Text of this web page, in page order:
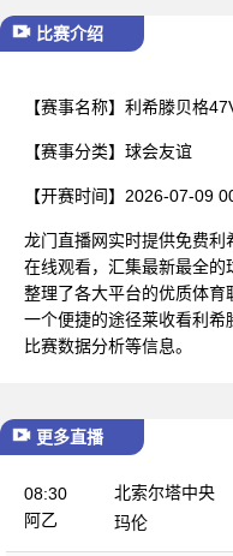
比赛介绍
【赛事名称】 利希滕贝格
【赛事分类】 球会友谊
【开赛时间】 2026-07-09
龙门直播网实时提供免费
在线观看，汇集最新最全
整理了各大平台的优质体
一个便捷的途径莱收看利希
比赛数据分析等信息。
更多直播
08:30
阿乙
北索尔塔中央
玛伦